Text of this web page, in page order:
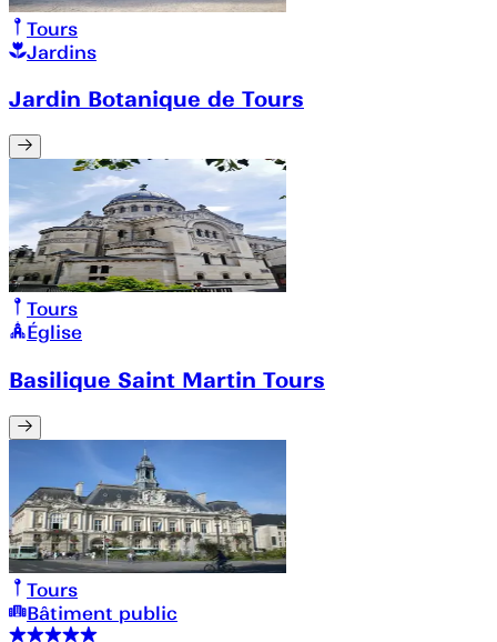
Tours
Jardins
Jardin Botanique de Tours
Tours
Église
Basilique Saint Martin Tours
Tours
Bâtiment public